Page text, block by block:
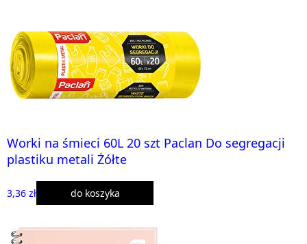
Worki na śmieci 60L 20 szt Paclan Do segregacji
plastiku metali Żółte
3,36 zł do koszyka